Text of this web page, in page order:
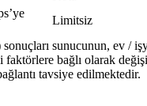
​Limitsiz
sunucunun, ev /
bağlı olarak
tavsiye edilmektedir.